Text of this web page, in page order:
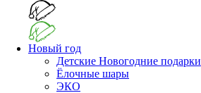
Новый год
Детские Новогодние подарки
Ёлочные шары
ЭКО